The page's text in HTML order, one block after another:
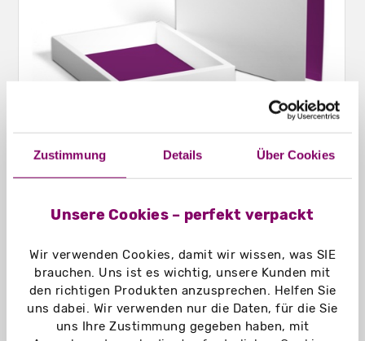
Zustimmung Details Über Cookies
Unsere Cookies – perfekt verpackt
Wir verwenden Cookies, damit wir wissen, was SIE
brauchen. Uns ist es wichtig, unsere Kunden mit
den richtigen Produkten anzusprechen. Helfen Sie
uns dabei. Wir verwenden nur die Daten, für die Sie
uns Ihre Zustimmung gegeben haben, mit
Schiebeschachteln Hohlwand offen